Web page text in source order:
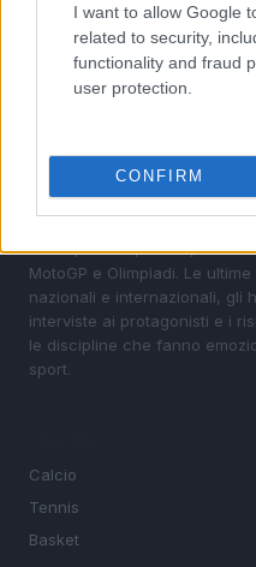
I want to allow Google
related to security,
functionality and fraud
user protection.
CONFIRM
calcio, basket, tennis,
MotoGP e Olimpiadi. Le
nazionali e internazionali, gli
interviste ai protagonisti e i
le discipline che fanno
sport.
Calcio
Tennis
Basket